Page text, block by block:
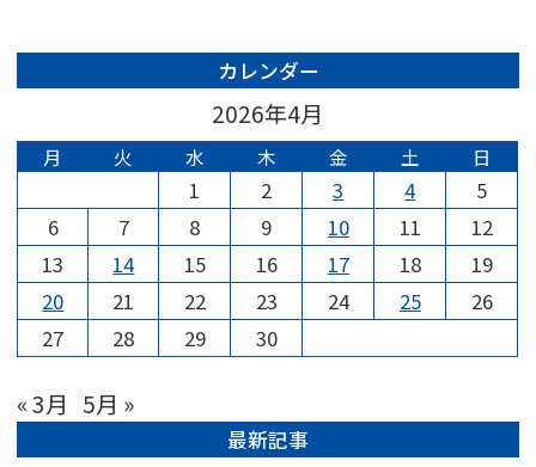
カレンダー
2026年4月
月 火 水 木 金 土 日
1 2 3 4
5
6
7 8 9 10 11
12
13
14 15 16 17 18
19
20
21 22 23 24 25
26
27
28 29 30
« 3月 5月 »
最新記事